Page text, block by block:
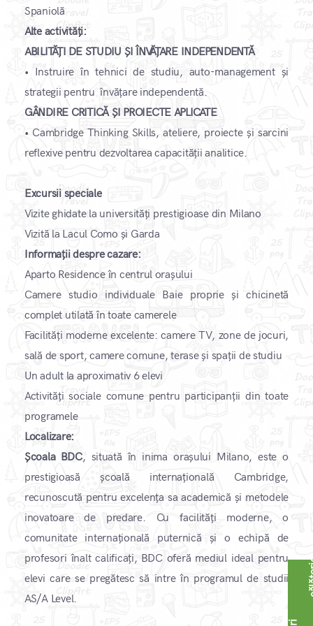
Spaniolă
Alte activități:
ABILITĂȚI DE STUDIU ȘI ÎNVĂȚARE INDEPENDENTĂ
• Instruire în tehnici de studiu, auto-management și
strategii pentru învățare independentă.
GÂNDIRE CRITICĂ ȘI PROIECTE APLICATE
• Cambridge Thinking Skills, ateliere, proiecte și sarcini
reflexive pentru dezvoltarea capacității analitice.
Excursii speciale
Vizite ghidate la universități prestigioase din Milano
Vizită la Lacul Como și Garda
Informații despre cazare:
Aparto Residence în centrul orașului
Camere studio individuale Baie proprie și chicinetă
complet utilată în toate camerele
Facilități moderne excelente: camere TV, zone de jocuri,
sală de sport, camere comune, terase și spații de studiu
Un adult la aproximativ 6 elevi
Activități sociale comune pentru participanții din toate
programele
Localizare:
Școala BDC, situată în inima orașului Milano, este o
prestigioasă școală internațională Cambridge,
recunoscută pentru excelența sa academică și metodele
inovatoare de predare. Cu facilități moderne, o
comunitate internațională puternică și o echipă de
profesori înalt calificați, BDC oferă mediul ideal pentru
elevi care se pregătesc să intre în programul de studii
AS/A Level.